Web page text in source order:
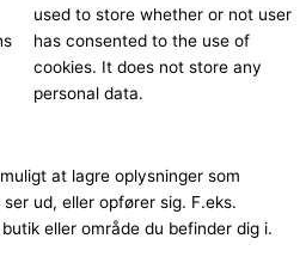
used to store whether or not user
has consented to the use of
cookies. It does not store any
personal data.
at lagre oplysninger som
ud, eller opfører sig. F.eks.
eller område du befinder dig i.